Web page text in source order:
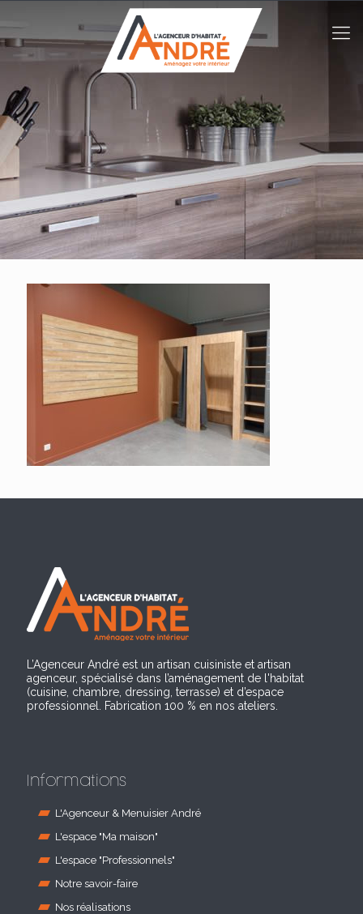
L’Agenceur André est un artisan cuisiniste et artisan
agenceur, spécialisé dans l’aménagement de l'habitat
(cuisine, chambre, dressing, terrasse) et d’espace
professionnel. Fabrication 100 % en nos ateliers.
Informations
L'Agenceur & Menuisier André
L'espace "Ma maison"
L'espace "Professionnels"
Notre savoir-faire
Nos réalisations